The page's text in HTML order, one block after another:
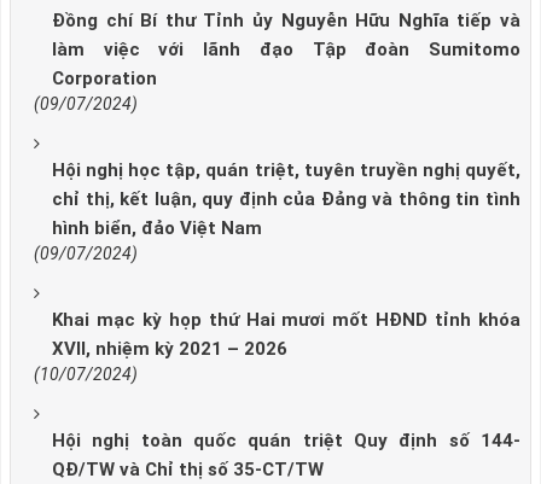
Đồng chí Bí thư Tỉnh ủy Nguyễn Hữu Nghĩa tiếp và
làm việc với lãnh đạo Tập đoàn Sumitomo
Corporation
(09/07/2024)
Hội nghị học tập, quán triệt, tuyên truyền nghị quyết,
chỉ thị, kết luận, quy định của Đảng và thông tin tình
hình biển, đảo Việt Nam
(09/07/2024)
Khai mạc kỳ họp thứ Hai mươi mốt HĐND tỉnh khóa
XVII, nhiệm kỳ 2021 – 2026
(10/07/2024)
Hội nghị toàn quốc quán triệt Quy định số 144-
QĐ/TW và Chỉ thị số 35-CT/TW